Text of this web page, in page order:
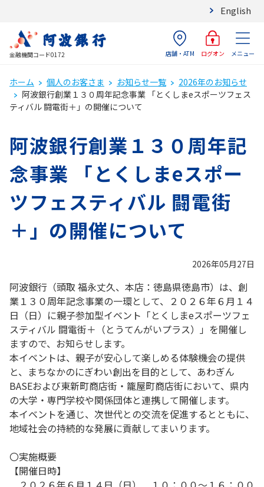
English
金融機関コード0172 店舗・ATM ログオン メニュー
ホーム 個人のお客さま お知らせ一覧
2026年のお知らせ
阿波銀行創業１３０周年記念事業 「とくしまeスポーツフェス
ティバル 闘電街＋」の開催について
阿波銀行創業１３０周年記
念事業 「とくしまeスポー
ツフェスティバル 闘電街
＋」の開催について
2026年05月27日
阿波銀行（頭取 福永丈久、本店：徳島県徳島市）は、創
業１３０周年記念事業の一環として、２０２６年６月１４
日（日）に親子参加型イベント「とくしまeスポーツフェ
スティバル 闘電街＋（とうてんがいプラス）」を開催し
ますので、お知らせします。
本イベントは、親子が安心して楽しめる体験機会の提供
と、まちなかのにぎわい創出を目的として、あわぎん
BASEおよび東新町商店街・籠屋町商店街において、県内
の大学・専門学校や関係団体と連携して開催します。
本イベントを通じ、次世代との交流を促進するとともに、
地域社会の持続的な発展に貢献してまいります。
〇実施概要
【開催日時】